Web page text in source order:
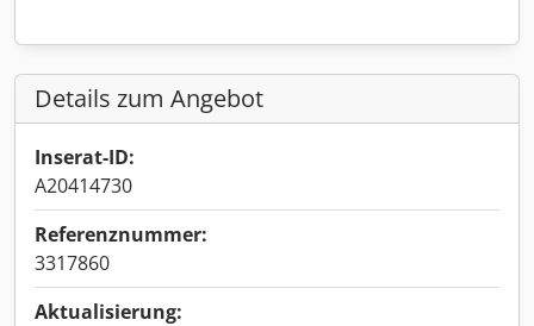
Details zum Angebot
Inserat-ID:
A20414730
Referenznummer:
3317860
Aktualisierung: